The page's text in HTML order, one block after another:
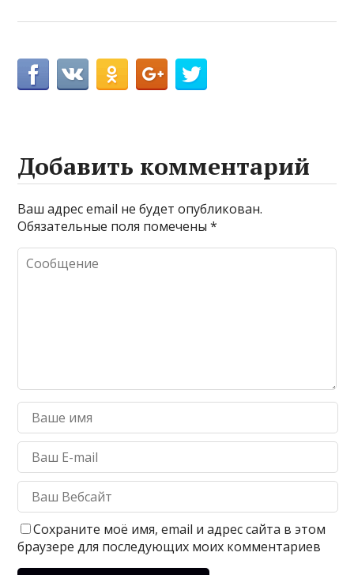
Добавить комментарий
Ваш адрес email не будет опубликован.
Обязательные поля помечены*
Сохраните моё имя, email и адрес сайта в этом
браузере для последующих моих комментариев